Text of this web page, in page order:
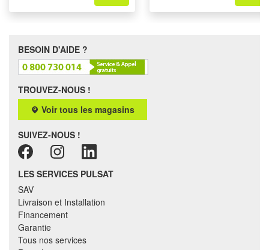
BESOIN D'AIDE ?
TROUVEZ-NOUS !
Voir tous les magasins
SUIVEZ-NOUS !
LES SERVICES PULSAT
SAV
Livraison et Installation
Financement
Garantie
Tous nos services